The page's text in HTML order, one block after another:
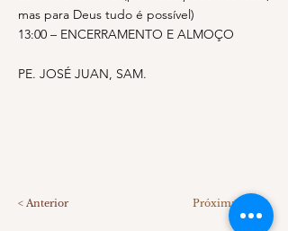
mas para Deus tudo é possível)
13:00 – ENCERRAMENTO E ALMOÇO
PE. JOSÉ JUAN, SAM.
< Anterior Próxima >